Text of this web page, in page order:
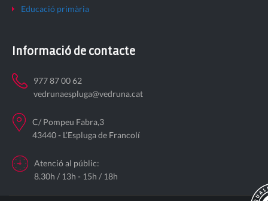
Educació primària
Informació de contacte
977 87 00 62
vedrunaespluga@vedruna.cat
C/ Pompeu Fabra,3
43440 - L’Espluga de Francolí
Atenció al públic:
8.30h / 13h - 15h / 18h